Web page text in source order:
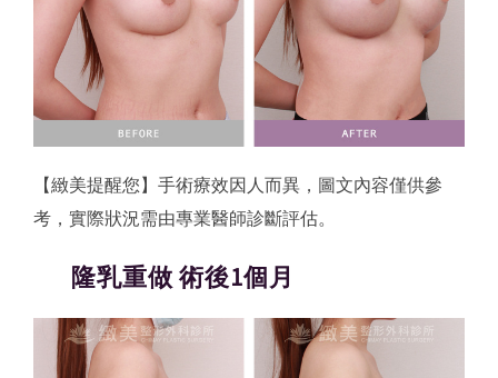
【緻美提醒您】手術療效因人而異，圖文內容僅供參
考，實際狀況需由專業醫師診斷評估。
隆乳重做 術後1個月